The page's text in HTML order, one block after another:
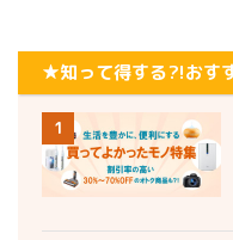
★知って得する?!おす
1